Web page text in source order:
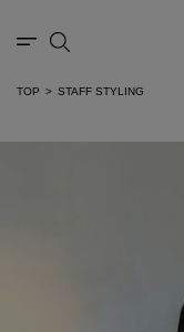
TOP STAFF STYLING